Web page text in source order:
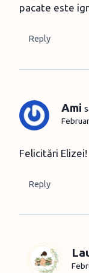
pacate este
Reply
Ami
Felicitări Elizei!
Reply